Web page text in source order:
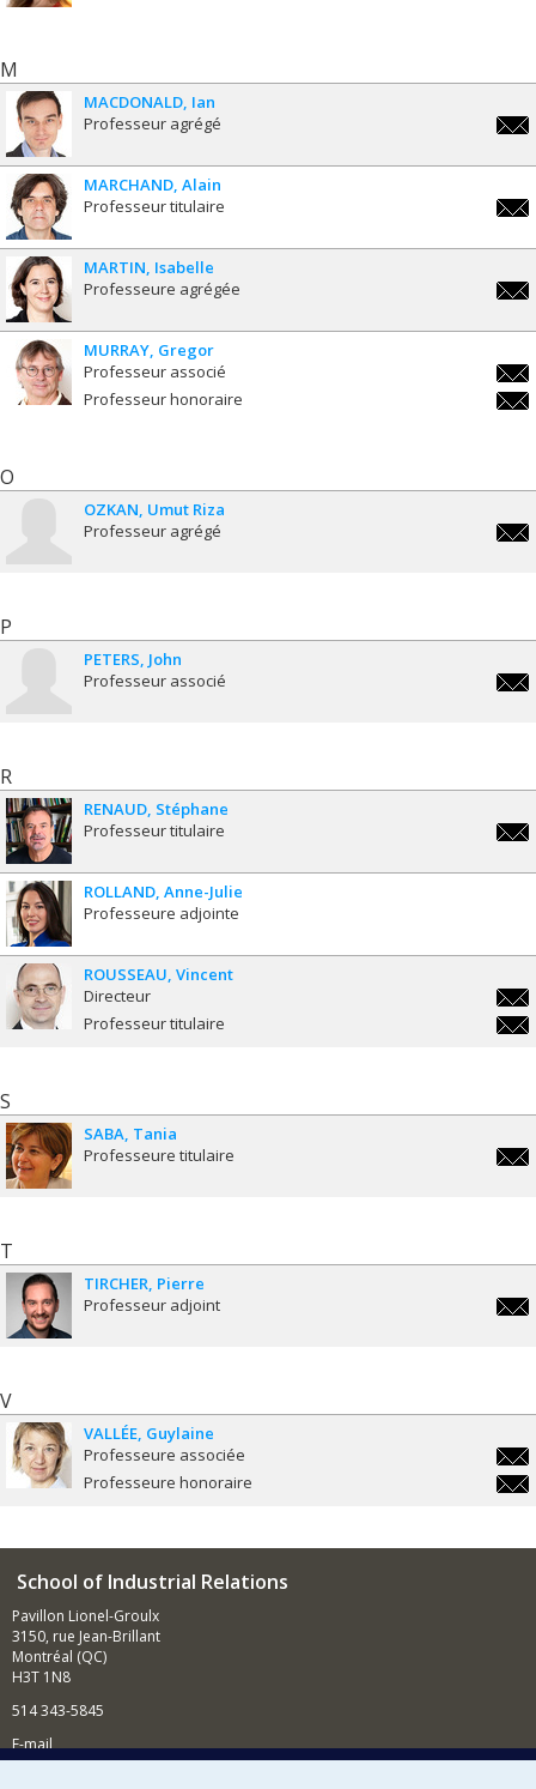
M
MACDONALD Ian
Professeur agrégé
MARCHAND Alain
Professeur titulaire
MARTIN Isabelle
Professeure agrégée
MURRAY Gregor
Professeur associé
Professeur honoraire
O
OZKAN Umut Riza
Professeur agrégé
P
PETERS John
Professeur associé
R
RENAUD Stéphane
Professeur titulaire
ROLLAND Anne-Julie
Professeure adjointe
ROUSSEAU Vincent
Directeur
Professeur titulaire
S
SABA Tania
Professeure titulaire
T
TIRCHER Pierre
Professeur adjoint
V
VALLÉE Guylaine
Professeure associée
Professeure honoraire
School of Industrial Relations
Pavillon Lionel-Groulx
3150, rue Jean-Brillant
Montréal (QC)
H3T 1N8
514 343-5845
E-mail